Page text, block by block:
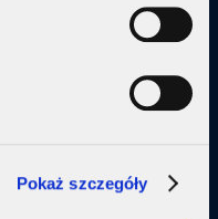
Pokaż szczegóły